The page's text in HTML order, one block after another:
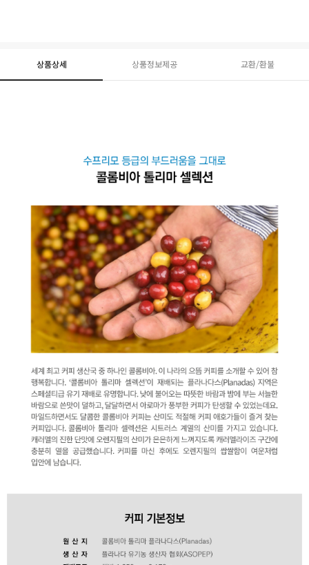
상품상세 상품정보제공 교환/환불